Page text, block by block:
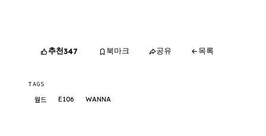
추천347 북마크 공유 목록
TAGS
월드 E106 WANNA